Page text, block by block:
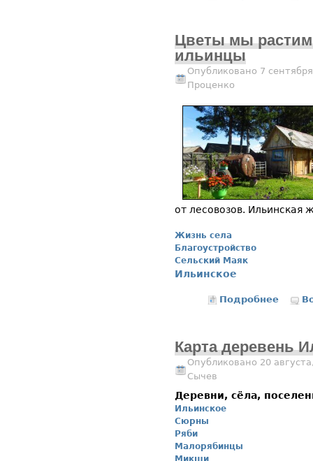
Цветы мы
ильинцы
Опубликовано 7
Проценко
от лесовозов. Ильинская
Жизнь села
Благоустройство
Сельский Маяк
Ильинское
Подробнее о
Карта деревень
Опубликовано 20
Сычев
Деревни, сёла,
Ильинское
Сюрны
Ряби
Малорябинцы
Микши